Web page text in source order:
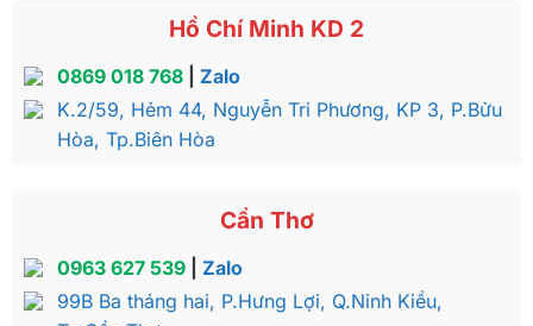
Hồ Chí Minh KD 2
0869 018 768| Zalo
K.2/59, Hẻm 44, Nguyễn Tri Phương, KP 3, P.Bửu
Hòa, Tp.Biên Hòa
Cần Thơ
0963 627 539| Zalo
99B Ba tháng hai, P.Hưng Lợi, Q.Ninh Kiều,